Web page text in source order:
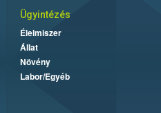
Ügyintézés
Élelmiszer
Állat
Növény
Labor/Egyéb